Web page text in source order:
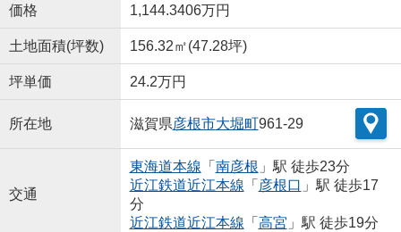
価格 1,144.3406万円
土地面積(坪数) 156.32㎡(47.28坪)
坪単価 24.2万円
所在地 滋賀県彦根市大堀町961-29
交通
東海道本線 「 南彦根 」駅 徒歩23分
近江鉄道近江本線 「 彦根口 」駅 徒歩17
分
近江鉄道近江本線 「 高宮 」駅 徒歩19分